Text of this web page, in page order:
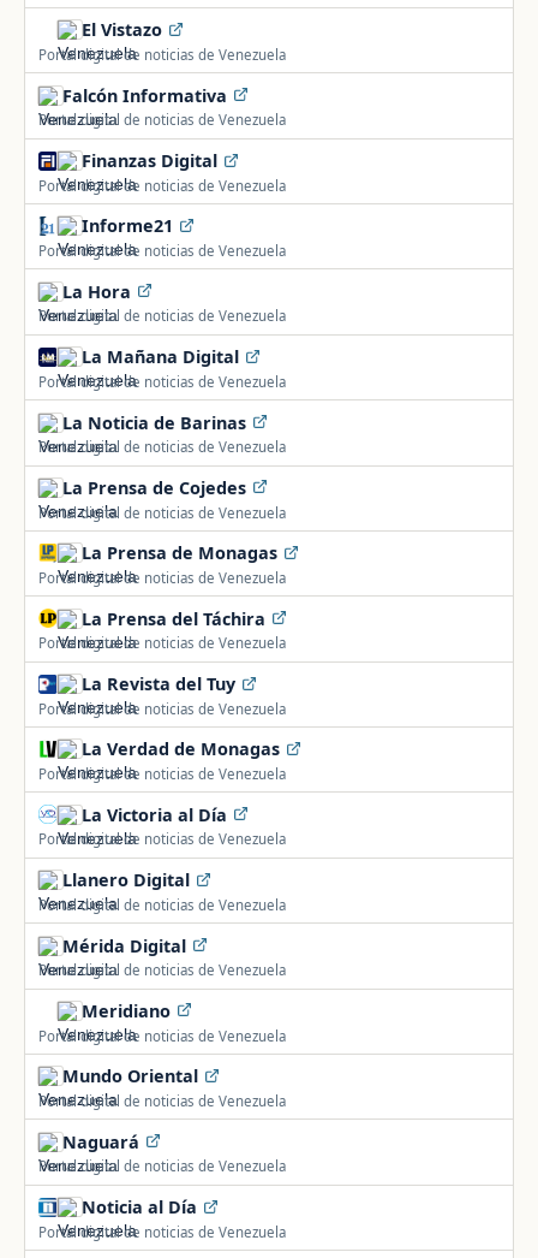
El Vistazo
Portal digital de noticias de Venezuela
Falcón Informativa
Portal digital de noticias de Venezuela
Finanzas Digital
Portal digital de noticias de Venezuela
Informe21
Portal digital de noticias de Venezuela
La Hora
Portal digital de noticias de Venezuela
La Mañana Digital
Portal digital de noticias de Venezuela
La Noticia de Barinas
Portal digital de noticias de Venezuela
La Prensa de Cojedes
Portal digital de noticias de Venezuela
La Prensa de Monagas
Portal digital de noticias de Venezuela
La Prensa del Táchira
Portal digital de noticias de Venezuela
La Revista del Tuy
Portal digital de noticias de Venezuela
La Verdad de Monagas
Portal digital de noticias de Venezuela
La Victoria al Día
Portal digital de noticias de Venezuela
Llanero Digital
Portal digital de noticias de Venezuela
Mérida Digital
Portal digital de noticias de Venezuela
Meridiano
Portal digital de noticias de Venezuela
Mundo Oriental
Portal digital de noticias de Venezuela
Naguará
Portal digital de noticias de Venezuela
Noticia al Día
Portal digital de noticias de Venezuela